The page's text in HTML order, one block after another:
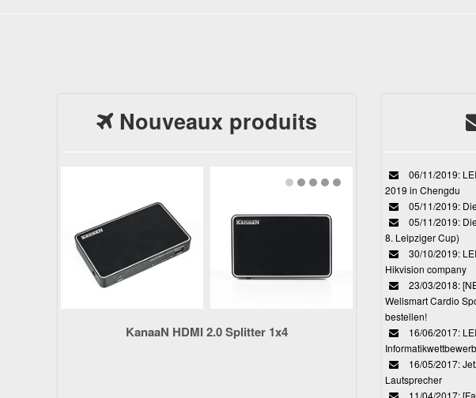
Nouveaux produits
KanaaN HDMI 2.0 Splitter 1x4
06/11/2019:
2019 in Chengdu
05/11/2019:
05/11/2019:
8. Leipziger Cup)
30/10/2019:
Hikvision company
23/03/2018:
Wellsmart Cardio
bestellen!
16/06/2017:
16/05/2017:
Lautsprecher
11/04/2017: